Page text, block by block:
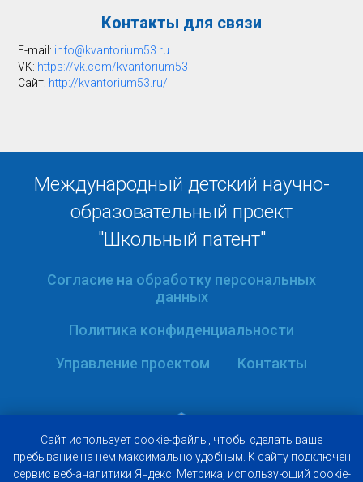
Контакты для связи
E-mail: info@kvantorium53.ru
VK: https://vk.com/kvantorium53
Cайт: http://kvantorium53.ru/
Международный детский научно-
образовательный проект
"Школьный патент"
Согласие на обработку персональных
данных
Политика конфиденциальности
Управление проектом
Контакты
Caйт иcпoльзуeт cookie-фaйлы, чтoбы cдeлaть вaшe
пpeбывaниe нa нeм мaкcимaльнo удoбным. К caйту пoдключeн
cepвиc вeб-aнaлитики Яндeкc. Мeтpикa, иcпoльзующий cookie-